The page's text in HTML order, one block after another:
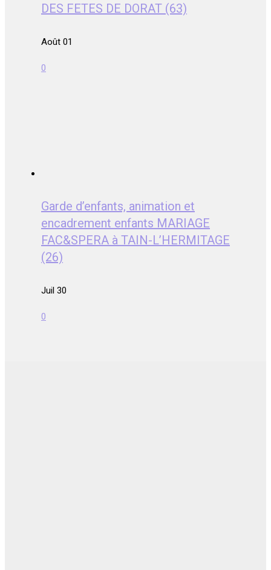
DES FETES DE DORAT (63)
Août 01
0
Garde d’enfants, animation et
encadrement enfants MARIAGE
FAC&SPERA à TAIN-L’HERMITAGE
(26)
Juil 30
0